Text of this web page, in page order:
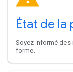
État de la
Soyez informé des
forme.